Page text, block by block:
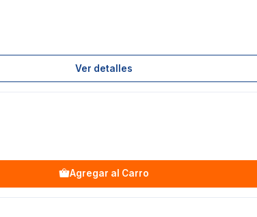
Ver detalles
Agregar al Carro